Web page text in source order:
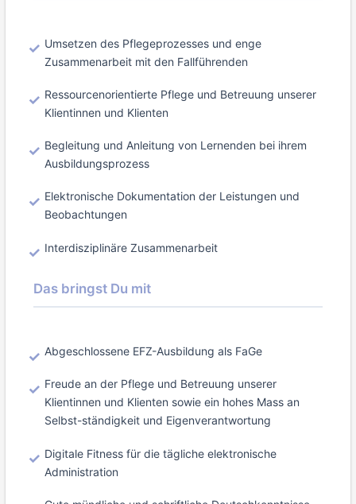
Umsetzen des Pflegeprozesses und enge
Zusammenarbeit mit den Fallführenden
Ressourcenorientierte Pflege und Betreuung unserer
Klientinnen und Klienten
Begleitung und Anleitung von Lernenden bei ihrem
Ausbildungsprozess
Elektronische Dokumentation der Leistungen und
Beobachtungen
Interdisziplinäre Zusammenarbeit
Das bringst Du mit
Abgeschlossene EFZ-Ausbildung als FaGe
Freude an der Pflege und Betreuung unserer
Klientinnen und Klienten sowie ein hohes Mass an
Selbst-ständigkeit und Eigenverantwortung
Digitale Fitness für die tägliche elektronische
Administration